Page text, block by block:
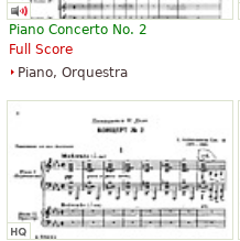
Piano Concerto No. 2
Full Score
Piano, Orquestra